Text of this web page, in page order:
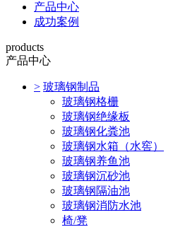
产品中心
成功案例
products
产品中心
> 玻璃钢制品
玻璃钢格栅
玻璃钢绝缘板
玻璃钢化粪池
玻璃钢水箱（水窖）
玻璃钢养鱼池
玻璃钢沉砂池
玻璃钢隔油池
玻璃钢消防水池
椅/凳